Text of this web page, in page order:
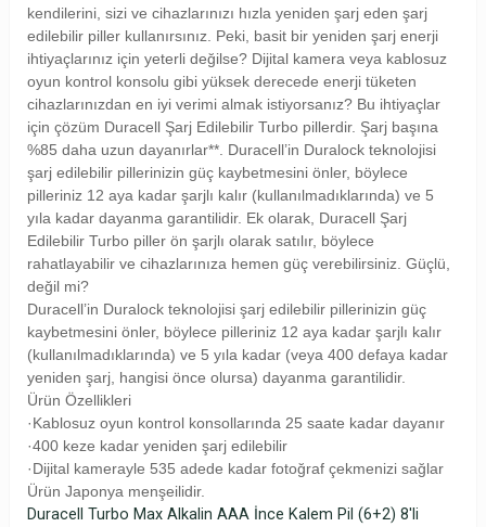
kendilerini, sizi ve cihazlarınızı hızla yeniden şarj eden şarj
edilebilir piller kullanırsınız. Peki, basit bir yeniden şarj enerji
ihtiyaçlarınız için yeterli değilse? Dijital kamera veya kablosuz
oyun kontrol konsolu gibi yüksek derecede enerji tüketen
cihazlarınızdan en iyi verimi almak istiyorsanız? Bu ihtiyaçlar
için çözüm Duracell Şarj Edilebilir Turbo pillerdir. Şarj başına
%85 daha uzun dayanırlar**. Duracell’in Duralock teknolojisi
şarj edilebilir pillerinizin güç kaybetmesini önler, böylece
pilleriniz 12 aya kadar şarjlı kalır (kullanılmadıklarında) ve 5
yıla kadar dayanma garantilidir. Ek olarak, Duracell Şarj
Edilebilir Turbo piller ön şarjlı olarak satılır, böylece
rahatlayabilir ve cihazlarınıza hemen güç verebilirsiniz. Güçlü,
değil mi?
Duracell’in Duralock teknolojisi şarj edilebilir pillerinizin güç
kaybetmesini önler, böylece pilleriniz 12 aya kadar şarjlı kalır
(kullanılmadıklarında) ve 5 yıla kadar (veya 400 defaya kadar
yeniden şarj, hangisi önce olursa) dayanma garantilidir.
Ürün Özellikleri
·Kablosuz oyun kontrol konsollarında 25 saate kadar dayanır
·400 keze kadar yeniden şarj edilebilir
·Dijital kamerayle 535 adede kadar fotoğraf çekmenizi sağlar
Ürün Japonya menşeilidir.
Duracell Turbo Max Alkalin AAA İnce Kalem Pil (6+2) 8'li